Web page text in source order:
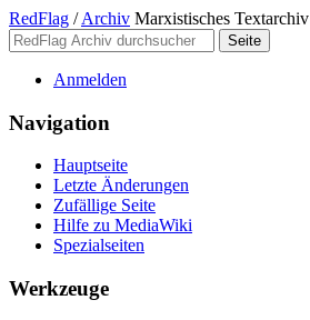
RedFlag / Archiv Marxistisches Textarchiv
Anmelden
Navigation
Hauptseite
Letzte Änderungen
Zufällige Seite
Hilfe zu MediaWiki
Spezialseiten
Werkzeuge